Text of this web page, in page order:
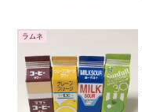
ラムネ